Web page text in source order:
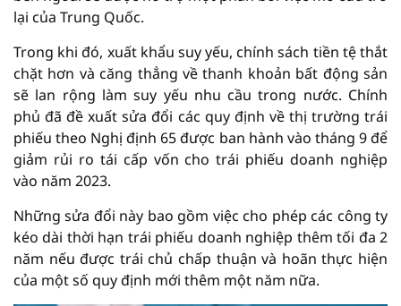
lại của Trung Quốc.
Trong khi đó, xuất khẩu suy yếu, chính sách tiền tệ thắt
chặt hơn và căng thẳng về thanh khoản bất động sản
sẽ lan rộng làm suy yếu nhu cầu trong nước. Chính
phủ đã đề xuất sửa đổi các quy định về thị trường trái
phiếu theo Nghị định 65 được ban hành vào tháng 9 để
giảm rủi ro tái cấp vốn cho trái phiếu doanh nghiệp
vào năm 2023.
Những sửa đổi này bao gồm việc cho phép các công ty
kéo dài thời hạn trái phiếu doanh nghiệp thêm tối đa 2
năm nếu được trái chủ chấp thuận và hoãn thực hiện
của một số quy định mới thêm một năm nữa.